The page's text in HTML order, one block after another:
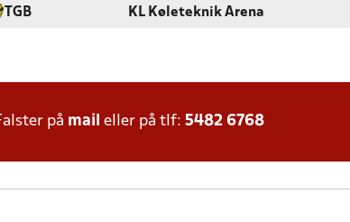
TGB KL Køleteknik Arena
på mail eller på tlf: 5482 6768